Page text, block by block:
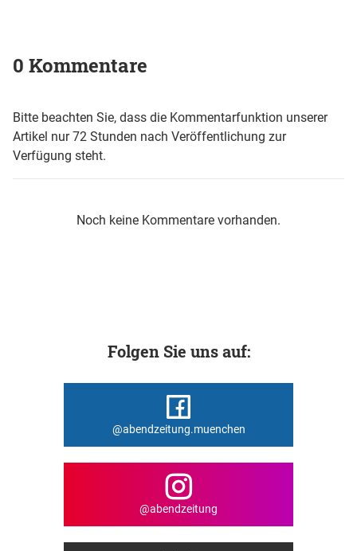
0 Kommentare
Bitte beachten Sie, dass die Kommentarfunktion unserer
Artikel nur 72 Stunden nach Veröffentlichung zur
Verfügung steht.
Noch keine Kommentare vorhanden.
Folgen Sie uns auf:
@abendzeitung.muenchen
@abendzeitung